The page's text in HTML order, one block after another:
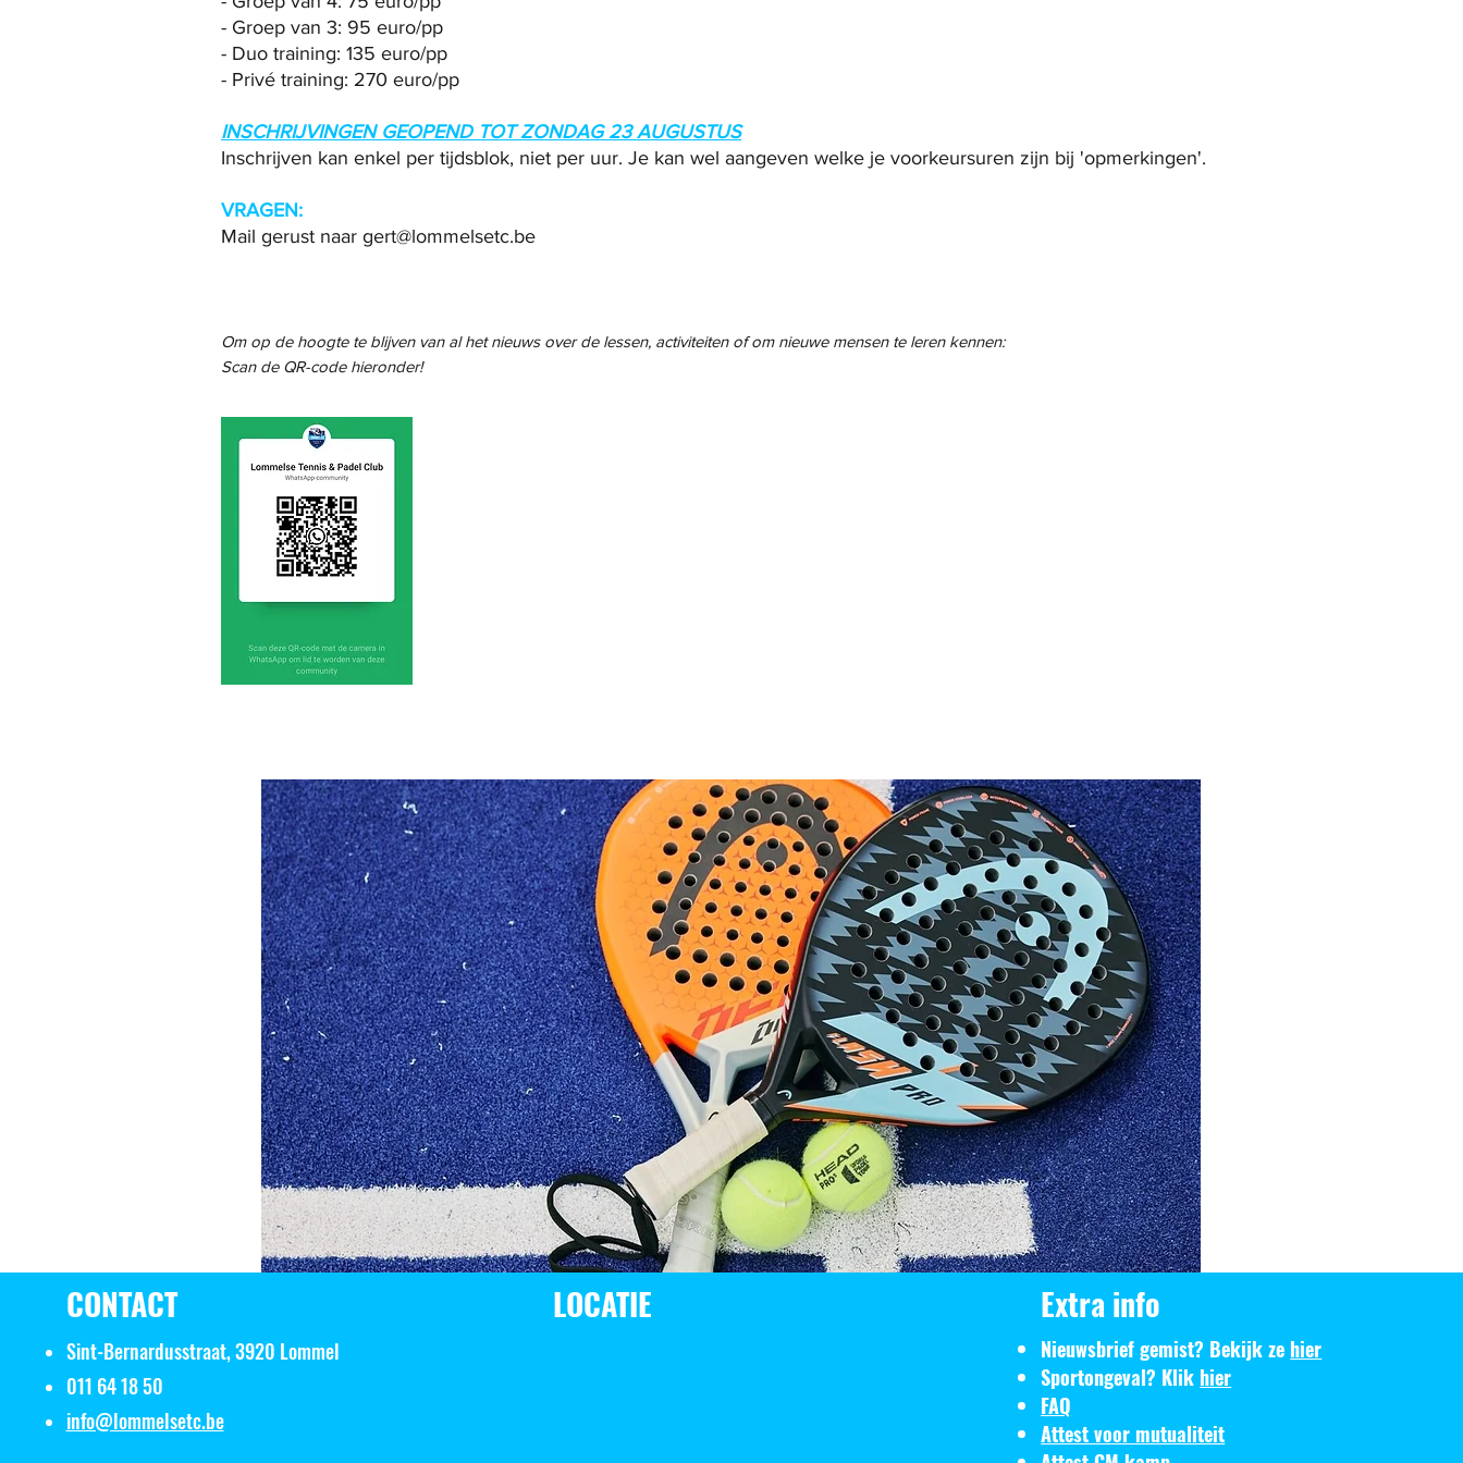
- Groep van 3: 95 euro/pp
- Duo training: 135 euro/pp
​- Privé training: 270 euro/pp
INSCHRIJVINGEN GEOPEND TOT ZONDAG 23 AUGUSTUS
​Inschrijven kan enkel per tijdsblok, niet per uur. Je kan wel aangeven welke je voorkeursuren zijn bij 'opmerkingen'.
VRAGEN:
Mail gerust naar gert@lommelsetc.be
Om op de hoogte te blijven van al het nieuws over de lessen, activiteiten of om nieuwe mensen te leren kennen: ​
​Scan de QR-code hieronder!
CONTACT
Sint-Bernardusstraat, 3920 Lommel
011 64 18 50
info@lommelsetc.be
LOCATIE Extra info
Nieuwsbrief gemist? Bekijk ze hier
Sportongeval? Klik hier
FAQ
Attest voor mutualiteit